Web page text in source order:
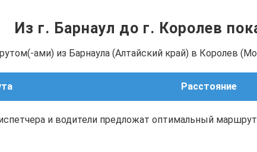
Из г. Барнаул до г. Королев
ами) из Барнаула (Алтайский край) в Королев
Расстояние
и водители предложат оптимальный